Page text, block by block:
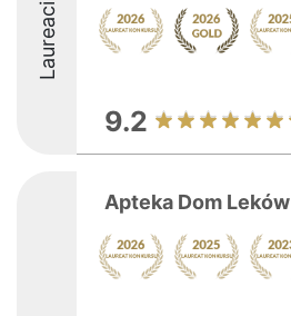
Laureaci
9.2
Apteka Dom Leków